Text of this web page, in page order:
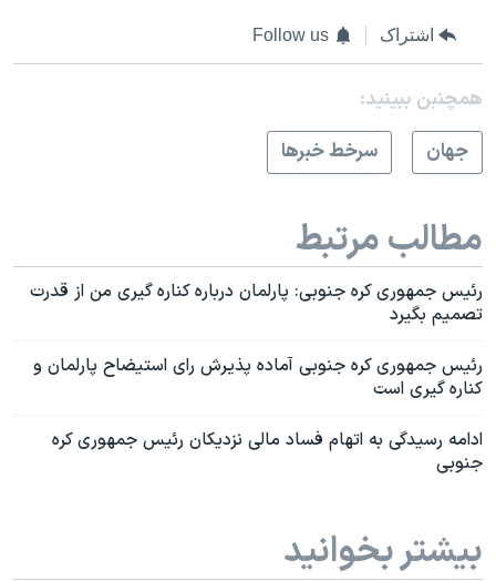
اشتراک Follow us
همچنبن ببینید:
جهان
سرخط خبرها
مطالب مرتبط
رئیس جمهوری کره جنوبی: پارلمان درباره کناره گیری من از قدرت
تصمیم بگیرد
رئیس جمهوری کره جنوبی آماده پذیرش رای استیضاح پارلمان و
کناره گیری است
ادامه رسیدگی به اتهام فساد مالی نزدیکان رئیس جمهوری کره
جنوبی
بیشتر بخوانید